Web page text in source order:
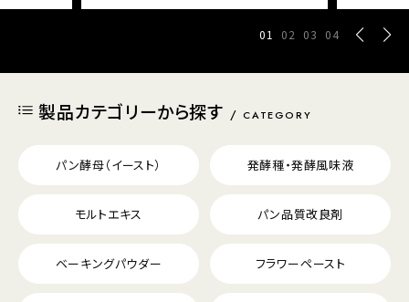
01 02 03 04
製品カテゴリーから探す CATEGORY
パン酵母（イースト） 発酵種・発酵風味液
モルトエキス パン品質改良剤
ベーキングパウダー フラワーペースト